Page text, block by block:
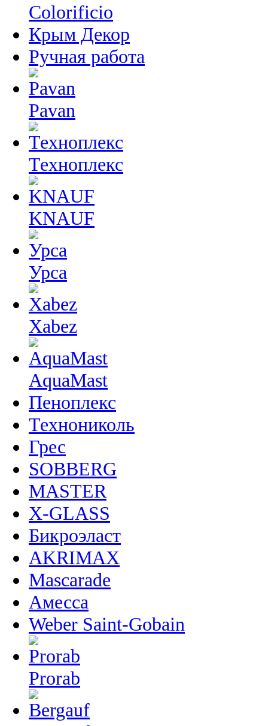
Colorificio
Крым Декор
Ручная работа
Pavan
Техноплекс
KNAUF
Урса
Xabez
AquaMast
Пеноплекс
Технониколь
Грес
SOBBERG
MASTER
X-GLASS
Бикроэласт
AKRIMAX
Mascarade
Амесса
Weber Saint-Gobain
Prorab